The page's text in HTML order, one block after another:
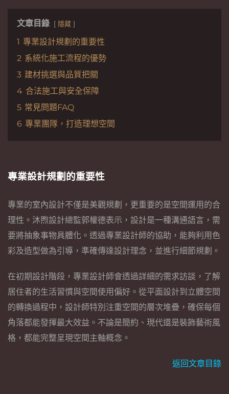
文章目錄 隱藏
1 專業設計規劃的重要性
2 系統化施工流程的優勢
3 建材挑選與品質把關
4 合法施工與安全保障
5 常見問題FAQ
6 專業團隊，打造理想空間
專業設計規劃的重要性
專業的室內設計不僅是美觀規劃，更重要的是空間運用的合
理性。沐煦設計總監郭權德表示，設計是一種溝通語言，需
要將抽象事物具體化。透過專業設計師的協助，能夠利用色
彩及造型做為引導，準確傳達設計理念，並進行細節規劃。
在初期設計階段，專業設計師會透過詳細的需求訪談，了解
居住者的生活習慣與空間使用偏好。從平面設計到立體空間
的轉換過程中，設計師特別注重空間的層次堆疊，確保每個
角落都能發揮最大效益。不論是簡約、現代還是裝飾藝術風
格，都能完整呈現空間主軸概念。
返回文章目錄